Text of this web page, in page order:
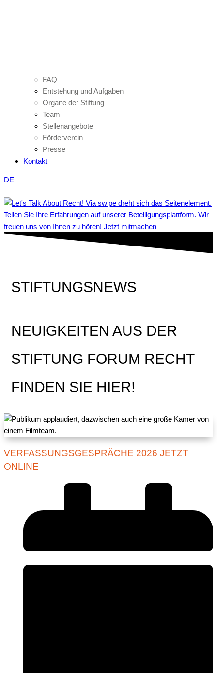
FAQ
Entstehung und Aufgaben
Organe der Stiftung
Team
Stellenangebote
Förderverein
Presse
Kontakt
DE
Teilen Sie Ihre Erfahrungen auf unserer Beteiligungsplattform. Wir
freuen uns von Ihnen zu hören! Jetzt mitmachen
STIFTUNGSNEWS
NEUIGKEITEN AUS DER
STIFTUNG FORUM RECHT
FINDEN SIE HIER!
VERFASSUNGSGESPRÄCHE 2026 JETZT
ONLINE